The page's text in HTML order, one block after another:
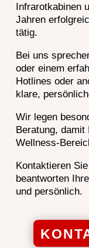
Infrarotkabinen
Jahren
tätig.
Bei uns
oder einem
Hotlines oder
klare,
Wir legen
Beratung, damit
Wellness-
Kontaktieren
beantworten
und persönlich.